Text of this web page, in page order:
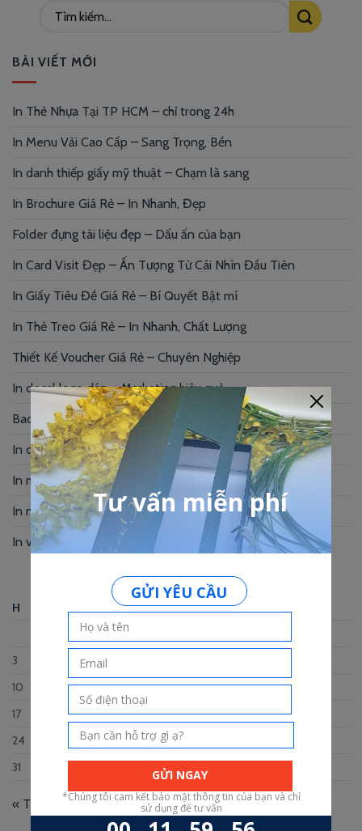
BÀI VIẾT MỚI
In Thẻ Nhựa Tại TP HCM – chỉ trong 24h
In Menu Vải Cao Cấp – Sang Trọng, Bền
In danh thiếp giấy mỹ thuật – Chạm là sang
In Brochure Giá Rẻ – In Nhanh, Đẹp
Folder đựng tài liệu đẹp – Dấu ấn của bạn
In Card Visit Đẹp – Ấn Tượng Từ Cái Nhìn Đầu Tiên
In Giấy Tiêu Đề Giá Rẻ – Bí Quyết Bật mí
In Thẻ Treo Giá Rẻ – In Nhanh, Chất Lượng
Thiết Kế Voucher Giá Rẻ – Chuyên Nghiệp
In decal logo dán – Marketing hiệu quả
Bao thư giấy kraft – Xu hướng hiện nay
In card visit giá rẻ Gò Vấp cạnh tranh
In menu Bình Thạnh – Nâng tầm thương hiệu
In name card gấp – Giải pháp thương hiệu
In voucher Spa – Nâng tầm thương hiệu
Tháng Tám 2026
H N S
3
10
12 13 14 15
17
19 20 21 22
24
26 27
31
« Th12